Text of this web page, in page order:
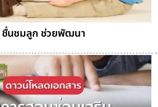
ชื่นชมลูก ช่วยพัฒนา